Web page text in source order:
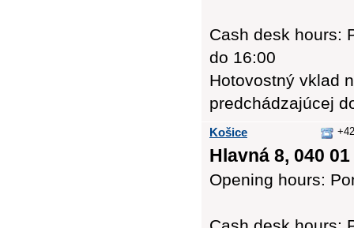
Cash desk hours:
do 16:00
Hotovostný vklad
predchádzajúcej
Košice
Hlavná 8, 040 01
Opening hours: